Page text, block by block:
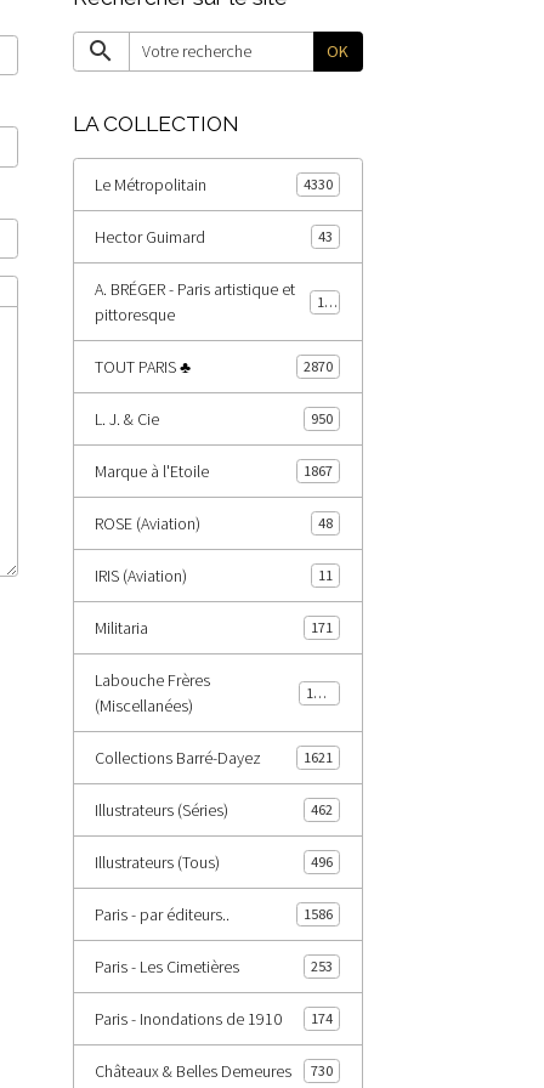
OK
LA COLLECTION
Le Métropolitain 4330
Hector Guimard 43
A. BRÉGER - Paris artistique et
pittoresque
178
TOUT PARIS ♣ 2870
L. J. & Cie 950
Marque à l'Etoile 1867
ROSE (Aviation) 48
IRIS (Aviation) 11
Militaria 171
Labouche Frères
(Miscellanées)
1402
Collections Barré-Dayez 1621
Illustrateurs (Séries) 462
Illustrateurs (Tous) 496
Paris - par éditeurs.. 1586
Paris - Les Cimetières 253
Paris - Inondations de 1910 174
Châteaux & Belles Demeures 730